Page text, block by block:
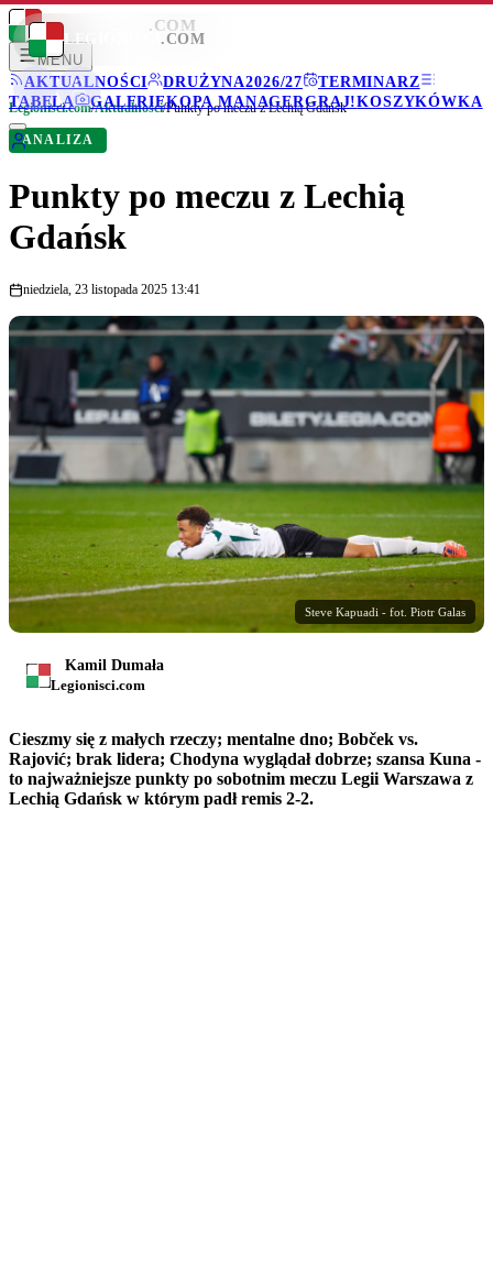
LEGIONISCI .COM
MENU
AKTUALNOŚCI
DRUŻYNA2026/27
TERMINARZ
TABELA
GALERIEKOPA MANAGERGRAJ!KOSZYKÓWKA
LEGIONISCI .COM
Legionisci.com/Aktualności/Punkty po meczu z Lechią Gdańsk
ANALIZA
Punkty po meczu z Lechią
Gdańsk
niedziela, 23 listopada 2025 13:41
Steve Kapuadi - fot. Piotr Galas
Kamil Dumała
Legionisci.com
Cieszmy się z małych rzeczy; mentalne dno; Bobček vs.
Rajović; brak lidera; Chodyna wyglądał dobrze; szansa Kuna -
to najważniejsze punkty po sobotnim meczu Legii Warszawa z
Lechią Gdańsk w którym padł remis 2-2.